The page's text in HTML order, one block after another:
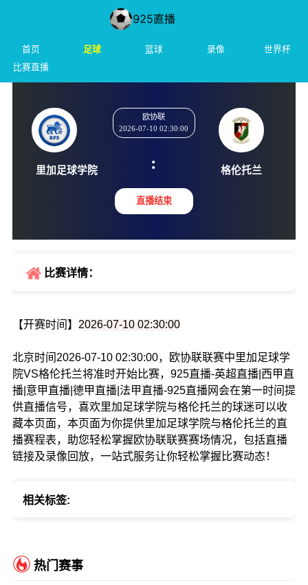
首页 足球 篮球 录像
世界杯
比赛直播
里加足球学院 :
比赛详情：
【开赛时间】 2026-07-10 02:30:00
北京时间2026-07-10 02:30:00，欧协联联赛中里加足球学
院VS格伦托兰将准时开始比赛，925直播-英超直播|西甲直
播|意甲直播|德甲直播|法甲直播-925直播网会在第一时间提
供直播信号，喜欢里加足球学院与格伦托兰的球迷可以收
藏本页面，本页面为你提供里加足球学院与格伦托兰的直
播赛程表，助您轻松掌握欧协联联赛赛场情况，包括直播
链接及录像回放，一站式服务让你轻松掌握比赛动态！
相关标签:
热门赛事